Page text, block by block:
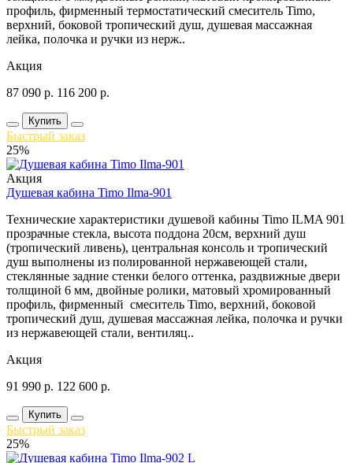
профиль, фирменный термостатический смеситель Timo,
верхний, боковой тропический душ, душевая массажная
лейка, полочка и ручки из нерж..
Акция
87 090 р. 116 200 р.
Купить
Быстрый заказ
25%
Акция
Душевая кабина Timo Ilma-901
Технические характеристики душевой кабины Timo ILMA 901
прозрачные стекла, высота поддона 20см, верхний душ
(тропический ливень), центральная консоль и тропический
душ выполнены из полированной нержавеющей стали,
стеклянные задние стенки белого оттенка, раздвижные двери
толщиной 6 мм, двойные ролики, матовый хромированный
профиль, фирменный смеситель Timo, верхний, боковой
тропический душ, душевая массажная лейка, полочка и ручки
из нержавеющей стали, вентиляц..
Акция
91 990 р. 122 600 р.
Купить
Быстрый заказ
25%